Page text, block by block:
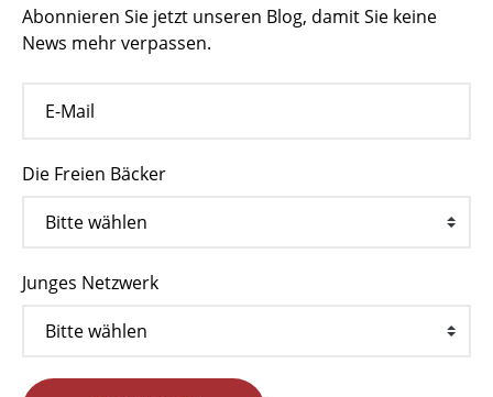
Abonnieren Sie jetzt unseren Blog, damit Sie keine
News mehr verpassen.
Die Freien Bäcker
Junges Netzwerk